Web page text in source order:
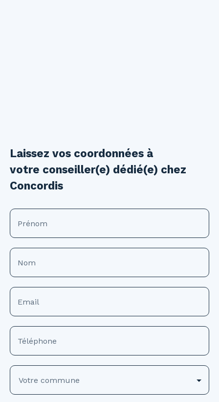
Laissez vos coordonnées à
votre conseiller(e) dédié(e) chez
Concordis
Prénom
Nom
Email
Téléphone
Votre commune